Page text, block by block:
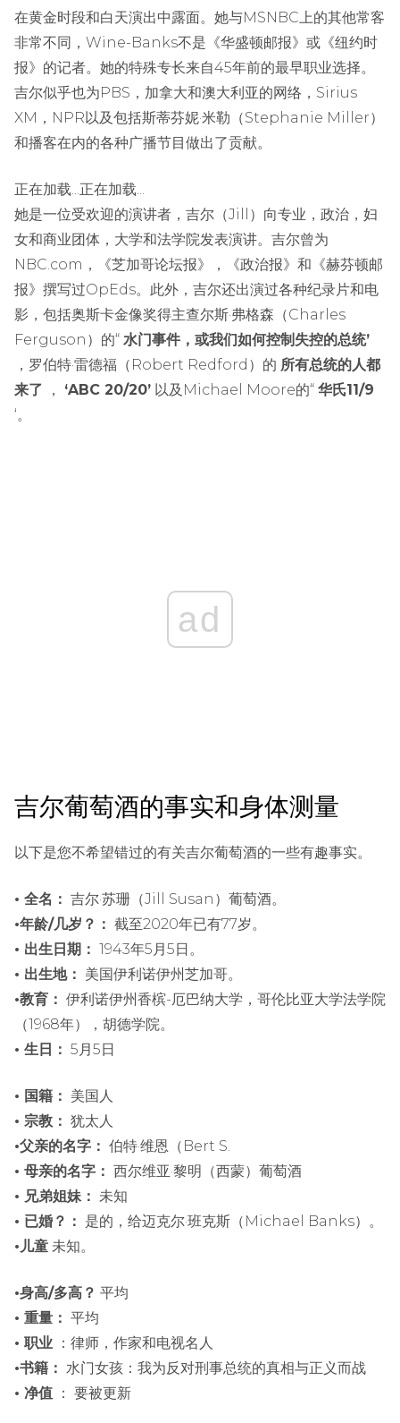
在黄金时段和白天演出中露面。她与MSNBC上的其他常客
非常不同，Wine-Banks不是《华盛顿邮报》或《纽约时
报》的记者。她的特殊专长来自45年前的最早职业选择。
吉尔似乎也为PBS，加拿大和澳大利亚的网络，Sirius
XM，NPR以及包括斯蒂芬妮·米勒（Stephanie Miller）
和播客在内的各种广播节目做出了贡献。
正在加载...正在加载...
她是一位受欢迎的演讲者，吉尔（Jill）向专业，政治，妇
女和商业团体，大学和法学院发表演讲。吉尔曾为
NBC.com，《芝加哥论坛报》，《政治报》和《赫芬顿邮
报》撰写过OpEds。此外，吉尔还出演过各种纪录片和电
影，包括奥斯卡金像奖得主查尔斯·弗格森（Charles
Ferguson）的“ 水门事件，或我们如何控制失控的总统’
，罗伯特·雷德福（Robert Redford）的 所有总统的人都
来了 ， ‘ABC 20/20’ 以及Michael Moore的“ 华氏11/9
‘。
ad
吉尔葡萄酒的事实和身体测量
以下是您不希望错过的有关吉尔葡萄酒的一些有趣事实。
• 全名： 吉尔·苏珊（Jill Susan）葡萄酒。
•年龄/几岁？： 截至2020年已有77岁。
• 出生日期： 1943年5月5日。
• 出生地： 美国伊利诺伊州芝加哥。
•教育： 伊利诺伊州香槟-厄巴纳大学，哥伦比亚大学法学院
（1968年），胡德学院。
• 生日： 5月5日
• 国籍： 美国人
• 宗教： 犹太人
•父亲的名字： 伯特·维恩（Bert S.
• 母亲的名字： 西尔维亚·黎明（西蒙）葡萄酒
• 兄弟姐妹： 未知
• 已婚？： 是的，给迈克尔·班克斯（Michael Banks）。
•儿童 未知。
•身高/多高？ 平均
• 重量： 平均
• 职业 ：律师，作家和电视名人
•书籍： 水门女孩：我为反对刑事总统的真相与正义而战
• 净值 ： 要被更新